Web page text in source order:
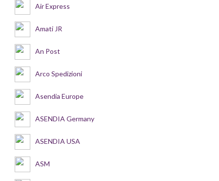
Air Express
Amati JR
An Post
Arco Spedizioni
Asendia Europe
ASENDIA Germany
ASENDIA USA
ASM